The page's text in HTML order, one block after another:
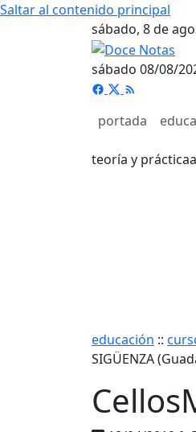
Saltar al contenido principal
sábado, 8 de
sábado 08/08/
portada
teoría y práctica
educación ::
SIGÜENZA